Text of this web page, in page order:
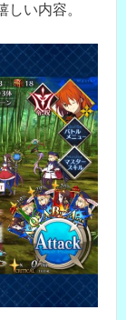
い内容。